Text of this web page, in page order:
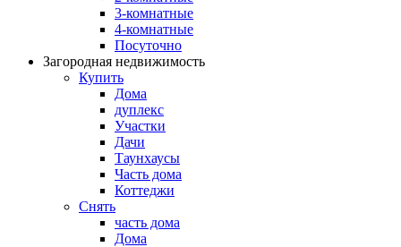
3-комнатные
4-комнатные
Посуточно
Загородная недвижимость
Купить
Дома
дуплекс
Участки
Дачи
Таунхаусы
Часть дома
Коттеджи
Снять
часть дома
Дома